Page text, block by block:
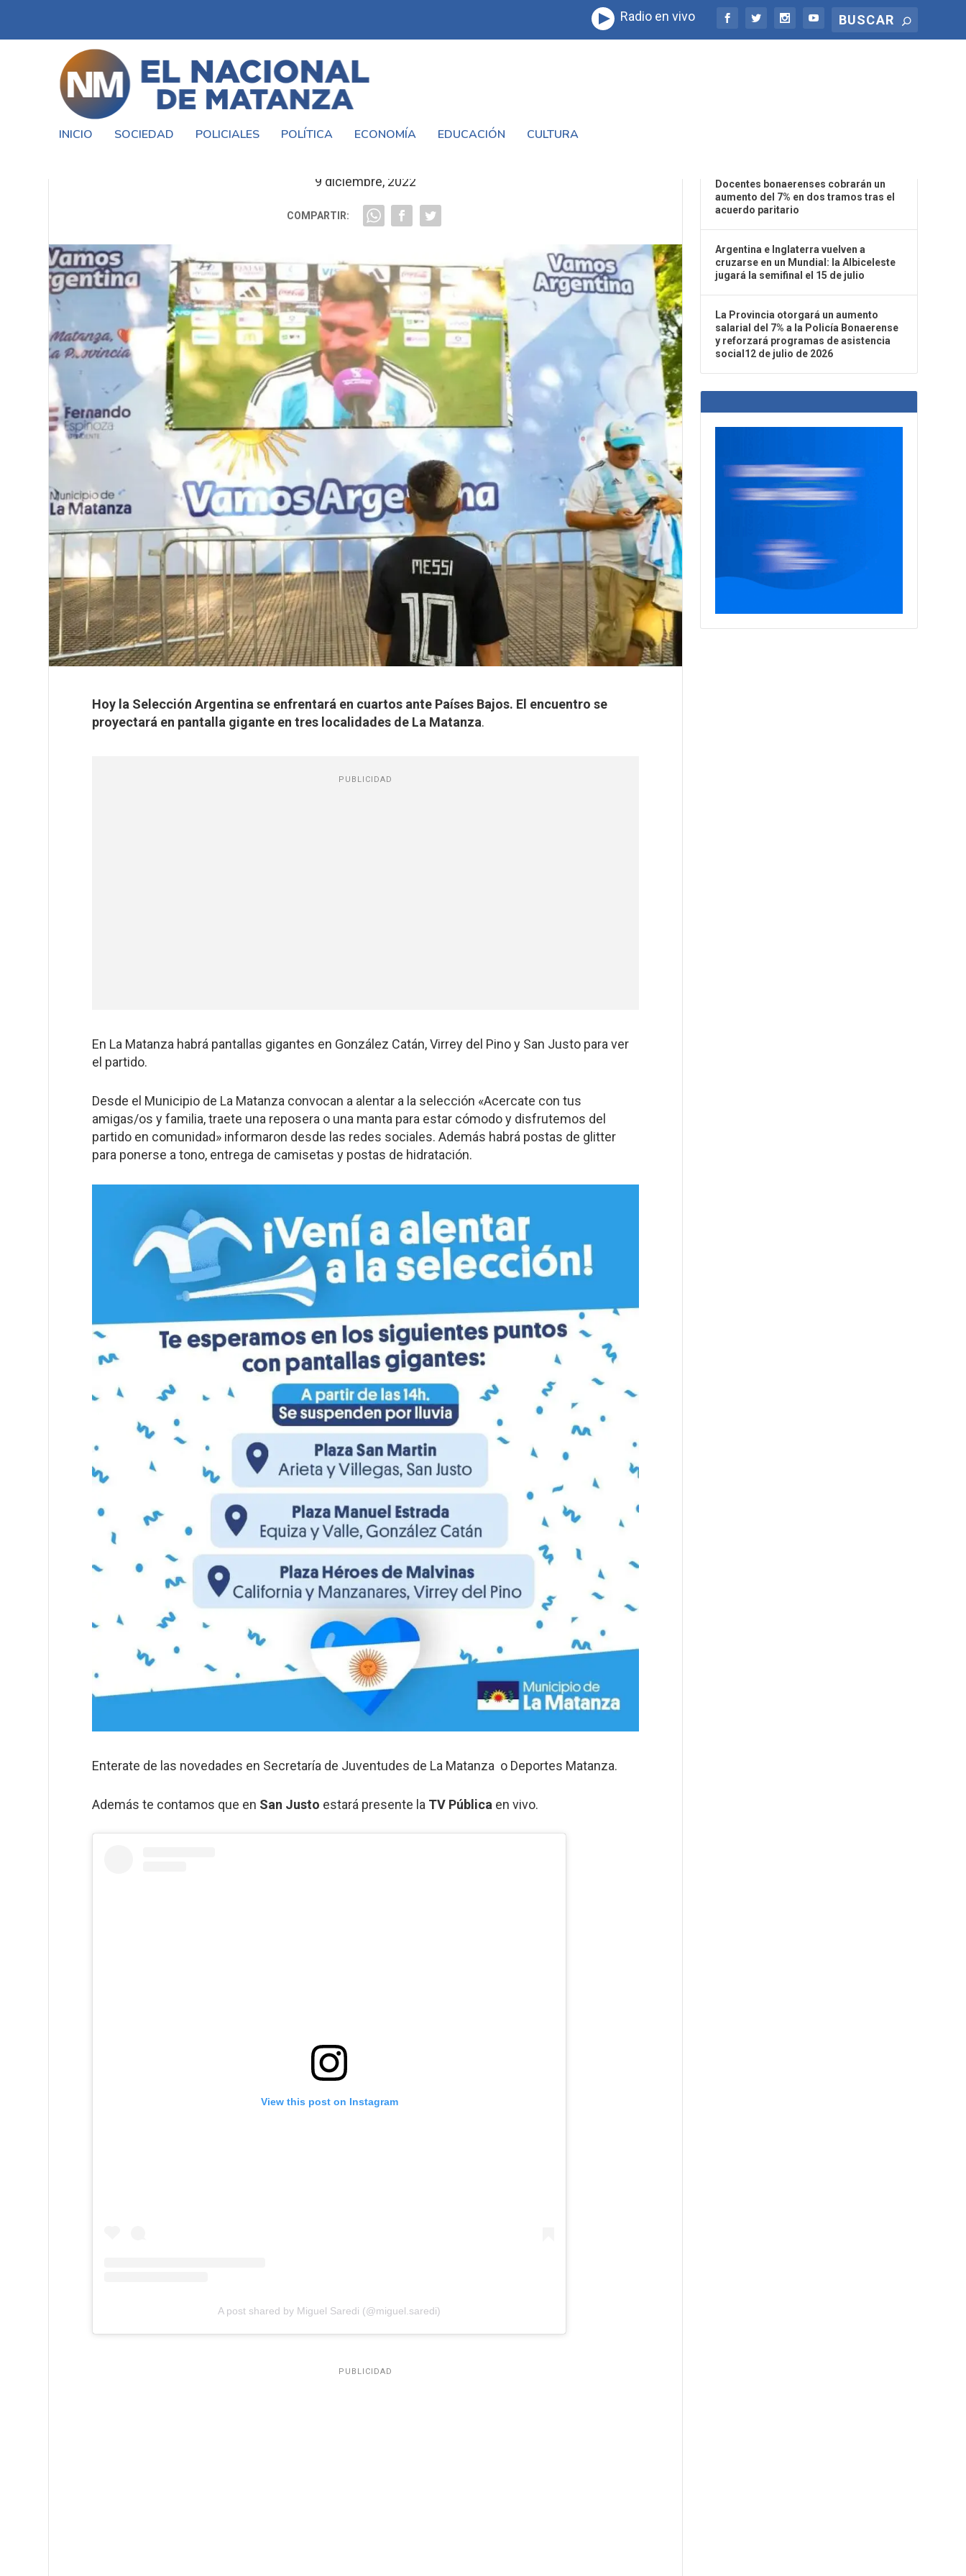
Radio en vivo
INICIO SOCIEDAD POLICIALES POLÍTICA ECONOMÍA EDUCACIÓN CULTURA
9 diciembre, 2022
COMPARTIR:
Hoy la Selección Argentina se enfrentará en cuartos ante Países Bajos. El encuentro se
proyectará en pantalla gigante en tres localidades de La Matanza.
PUBLICIDAD
En La Matanza habrá pantallas gigantes en González Catán, Virrey del Pino y San Justo para ver
el partido.
Desde el Municipio de La Matanza convocan a alentar a la selección «Acercate con tus
amigas/os y familia, traete una reposera o una manta para estar cómodo y disfrutemos del
partido en comunidad» informaron desde las redes sociales. Además habrá postas de glitter
para ponerse a tono, entrega de camisetas y postas de hidratación.
Enterate de las novedades en Secretaría de Juventudes de La Matanza o Deportes Matanza.
Además te contamos que en San Justo estará presente la TV Pública en vivo.
View this post on Instagram
A post shared by Miguel Saredi (@miguel.saredi)
PUBLICIDAD
Docentes bonaerenses cobrarán un
aumento del 7% en dos tramos tras el
acuerdo paritario
Argentina e Inglaterra vuelven a
cruzarse en un Mundial: la Albiceleste
jugará la semifinal el 15 de julio
La Provincia otorgará un aumento
salarial del 7% a la Policía Bonaerense
y reforzará programas de asistencia
social12 de julio de 2026